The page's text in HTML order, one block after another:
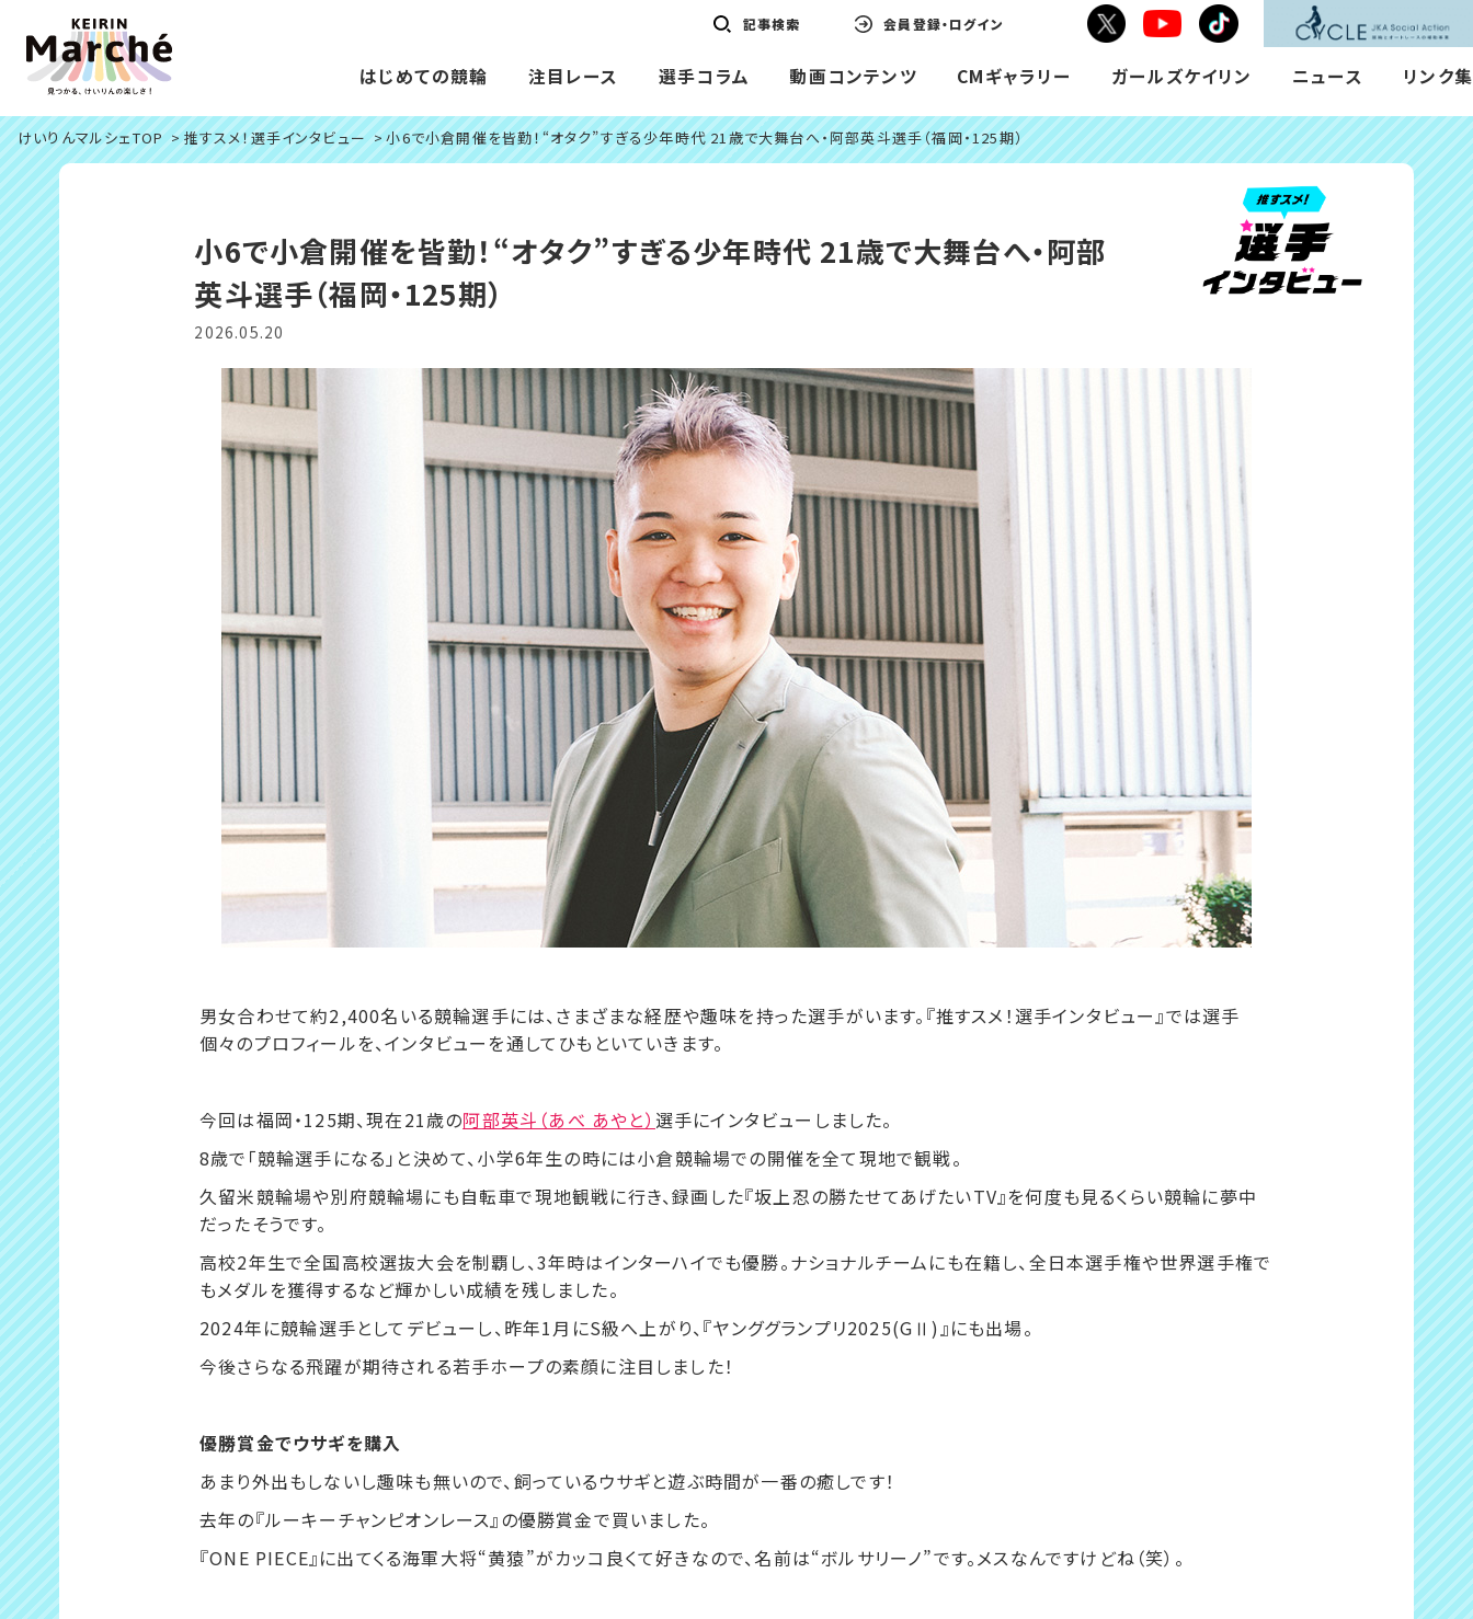
はじめての競輪 注目レース 選手コラム 動画コンテンツ CMギャラリー ガールズケイリン ニュース リンク集
記事検索 会員登録・ログイン
X
シ
ェ
す
る
Toutube
シ
ェ
す
る
tiktok
シ
ェ
す
る
けいりんマルシェTOP 推すスメ！選手インタビュー 小6で小倉開催を皆勤！“オタク”すぎる少年時代 21歳で大舞台へ・阿部英斗選手（福岡・125期）
小6で小倉開催を皆勤！“オタク”すぎる少年時代 21歳で大舞台へ・阿部
英斗選手（福岡・125期）
2026.05.20
男女合わせて約2,400名いる競輪選手には、さまざまな経歴や趣味を持った選手がいます。『推すスメ！選手インタビュー』では選手
個々のプロフィールを、インタビューを通してひもといていきます。
今回は福岡・125期、現在21歳の阿部英斗（あべ あやと） 選手にインタビューしました。
8歳で「競輪選手になる」と決めて、小学6年生の時には小倉競輪場での開催を全て現地で観戦。
久留米競輪場や別府競輪場にも自転車で現地観戦に行き、録画した『坂上忍の勝たせてあげたいTV』を何度も見るくらい競輪に夢中
だったそうです。
高校2年生で全国高校選抜大会を制覇し、3年時はインターハイでも優勝。ナショナルチームにも在籍し、全日本選手権や世界選手権で
もメダルを獲得するなど輝かしい成績を残しました。
2024年に競輪選手としてデビューし、昨年1月にS級へ上がり、『ヤンググランプリ2025(GⅡ)』にも出場。
今後さらなる飛躍が期待される若手ホープの素顔に注目しました！
優勝賞金でウサギを購入
あまり外出もしないし趣味も無いので、飼っているウサギと遊ぶ時間が一番の癒しです！
去年の『ルーキーチャンピオンレース』の優勝賞金で買いました。
『ONE PIECE』に出てくる海軍大将“黄猿”がカッコ良くて好きなので、名前は“ボルサリーノ”です。メスなんですけどね（笑）。